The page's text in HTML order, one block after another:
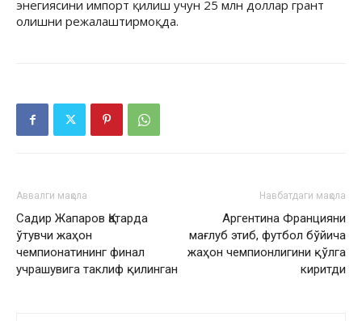
энегиясини импорт қилиш учун 25 млн доллар грант
олишни режалаштирмоқда.
Аввалги мақола
Садир Жапаров Қатарда
ўтувчи жаҳон
чемпионатининг финал
учрашувига таклиф қилинган
Навбатдаги мақола
Аргентина Францияни
мағлуб этиб, футбол бўйича
жаҳон чемпионлигини қўлга
киритди